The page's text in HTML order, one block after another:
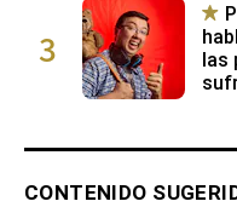
3
las
CONTENIDO